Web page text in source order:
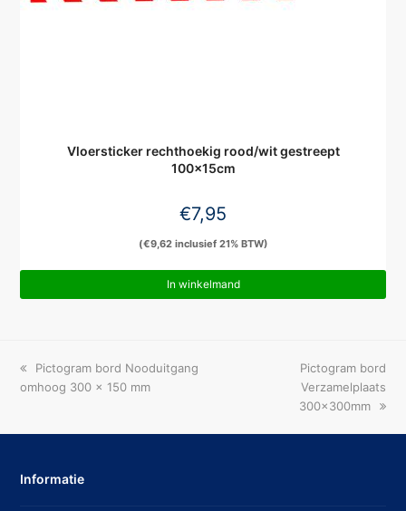
Vloersticker rechthoekig rood/wit gestreept
100x15cm
€7,95
(€9,62inclusief 21% BTW)
In winkelmand
previous
post:
Pictogram bord Nooduitgang
omhoog 300 x 150 mm
next
post:
Pictogram bord
Verzamelplaats
300x300mm
Informatie